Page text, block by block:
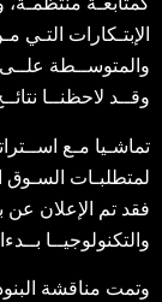
الإبتـكارات
والمتوســطة علــى
وقــد لاحظنــا
فقد تم الإعلان عن
والتكنولوجيــا بــدءا
وتمت مناقشة